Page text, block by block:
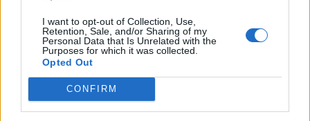
I want to opt-out of Collection, Use,
Retention, Sale, and/or Sharing of my
Personal Data that Is Unrelated with the
Purposes for which it was collected.
Opted Out
CONFIRM
séchage
L’argile doit sécher progressivement pour éviter
qu’elle ne se fissure. Placez vos créations à l’abri des
courants d’air et laissez-les sécher lentement.
S’initier à la première cuisson